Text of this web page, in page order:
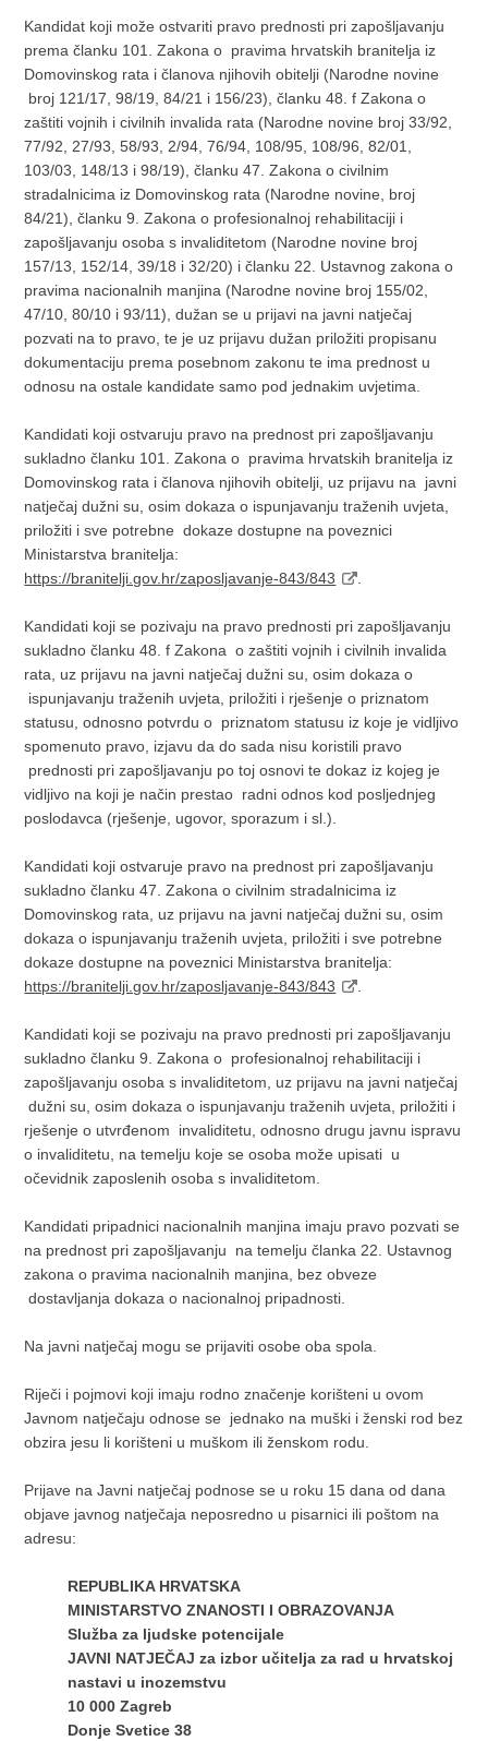
Kandidat koji može ostvariti pravo prednosti pri zapošljavanju
prema članku 101. Zakona o pravima hrvatskih branitelja iz
Domovinskog rata i članova njihovih obitelji (Narodne novine
broj 121/17, 98/19, 84/21 i 156/23), članku 48. f Zakona o
zaštiti vojnih i civilnih invalida rata (Narodne novine broj 33/92,
77/92, 27/93, 58/93, 2/94, 76/94, 108/95, 108/96, 82/01,
103/03, 148/13 i 98/19), članku 47. Zakona o civilnim
stradalnicima iz Domovinskog rata (Narodne novine, broj
84/21), članku 9. Zakona o profesionalnoj rehabilitaciji i
zapošljavanju osoba s invaliditetom (Narodne novine broj
157/13, 152/14, 39/18 i 32/20) i članku 22. Ustavnog zakona o
pravima nacionalnih manjina (Narodne novine broj 155/02,
47/10, 80/10 i 93/11), dužan se u prijavi na javni natječaj
pozvati na to pravo, te je uz prijavu dužan priložiti propisanu
dokumentaciju prema posebnom zakonu te ima prednost u
odnosu na ostale kandidate samo pod jednakim uvjetima.
Kandidati koji ostvaruju pravo na prednost pri zapošljavanju
sukladno članku 101. Zakona o pravima hrvatskih branitelja iz
Domovinskog rata i članova njihovih obitelji, uz prijavu na
javni
natječaj dužni su, osim dokaza o ispunjavanju traženih uvjeta,
priložiti i sve potrebne dokaze dostupne na poveznici
Ministarstva branitelja:
https://branitelji.gov.hr/zaposljavanje-843/843
Kandidati koji se pozivaju na pravo prednosti pri zapošljavanju
sukladno članku 48. f Zakona o zaštiti vojnih i civilnih invalida
rata, uz prijavu na javni natječaj dužni su, osim dokaza o
ispunjavanju traženih uvjeta, priložiti i rješenje o priznatom
statusu, odnosno potvrdu o priznatom statusu iz koje je vidljivo
spomenuto pravo, izjavu da do sada nisu koristili pravo
prednosti pri zapošljavanju po toj osnovi te dokaz iz kojeg je
vidljivo na koji je način prestao radni odnos kod posljednjeg
poslodavca (rješenje, ugovor, sporazum i sl.).
Kandidati koji ostvaruje pravo na prednost pri zapošljavanju
sukladno članku 47. Zakona o civilnim stradalnicima iz
Domovinskog rata, uz prijavu na javni natječaj dužni su, osim
dokaza o ispunjavanju traženih uvjeta, priložiti i sve potrebne
dokaze dostupne na poveznici Ministarstva branitelja:
https://branitelji.gov.hr/zaposljavanje-843/843
Kandidati koji se pozivaju na pravo prednosti pri zapošljavanju
sukladno članku 9. Zakona o profesionalnoj rehabilitaciji i
zapošljavanju osoba s invaliditetom, uz prijavu na javni natječaj
dužni su, osim dokaza o ispunjavanju traženih uvjeta, priložiti i
rješenje o utvrđenom
invaliditetu, odnosno drugu javnu ispravu
o invaliditetu, na temelju koje se osoba može upisati u
očevidnik zaposlenih osoba s invaliditetom.
Kandidati pripadnici nacionalnih manjina imaju pravo pozvati se
na prednost pri zapošljavanju
na temelju članka 22. Ustavnog
zakona o pravima nacionalnih manjina, bez obveze
dostavljanja dokaza o nacionalnoj pripadnosti.
Na javni natječaj mogu se prijaviti osobe oba spola.
Riječi i pojmovi koji imaju rodno značenje korišteni u ovom
Javnom natječaju odnose se
jednako na muški i ženski rod bez
obzira jesu li korišteni u muškom ili ženskom rodu.
Prijave na Javni natječaj podnose se u roku 15 dana od dana
objave javnog natječaja neposredno u pisarnici ili poštom na
adresu:
REPUBLIKA HRVATSKA
MINISTARSTVO ZNANOSTI I OBRAZOVANJA
Služba za ljudske potencijale
JAVNI NATJEČAJ za izbor učitelja za rad u hrvatskoj
nastavi u inozemstvu
10 000 Zagreb
Donje Svetice 38